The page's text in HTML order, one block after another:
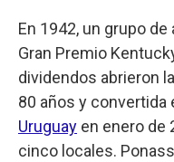
En 1942, un grupo
Gran Premio
dividendos abrieron la
80 años y convertida
Uruguay en enero de
cinco locales.